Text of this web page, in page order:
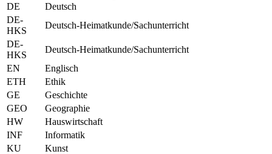
DE
Deutsch
DE-
HKS
Deutsch-Heimatkunde/Sachunterricht
DE-
HKS
Deutsch-Heimatkunde/Sachunterricht
EN
Englisch
ETH
Ethik
GE
Geschichte
GEO
Geographie
HW
Hauswirtschaft
INF
Informatik
KU
Kunst